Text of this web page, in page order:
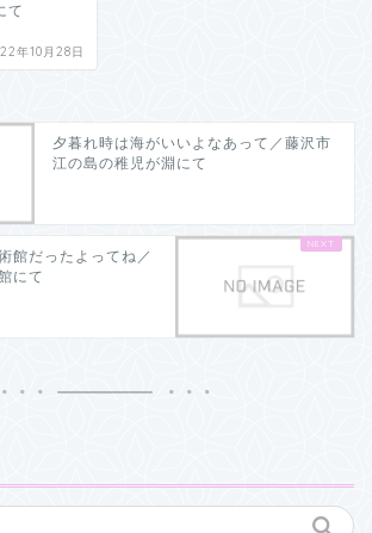
て
年10月28日
夕暮れ時は海がいいよなあって／藤沢市
江の島の稚児が淵にて
館だったよってね／
にて